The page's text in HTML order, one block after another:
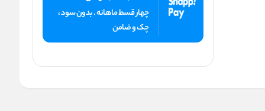
چهار قسط ماهانه . بدون سود ،
چک و ضامن